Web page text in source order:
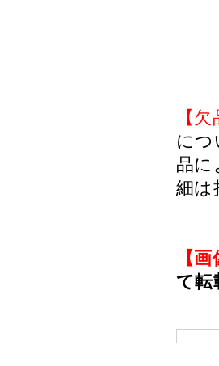
【
につ
品に
細は
【
て転